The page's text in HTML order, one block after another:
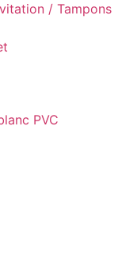
/ Tampons